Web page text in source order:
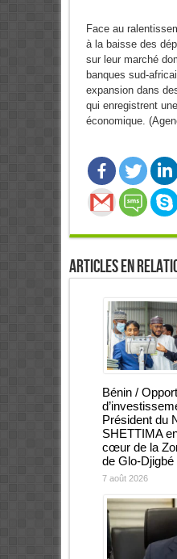
Face au
à la baisse des
sur leur marché
banques sud-
expansion dans
qui enregistrent
économique.
Articles en
Bénin /
Président du
SHETTIMA
cœur de la
de Glo-Djigbé
7 août 2026